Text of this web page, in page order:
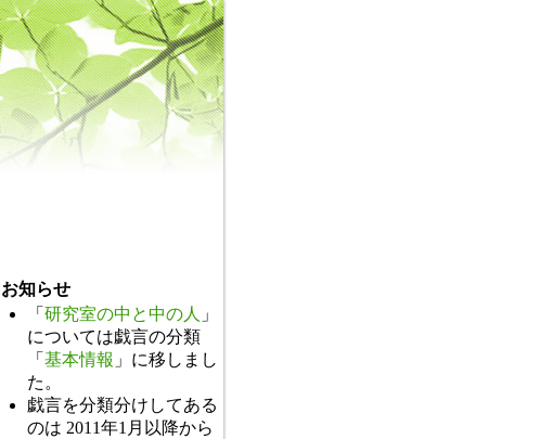
お知らせ
「 研究室の中と中の人 」
については戯言の分類
「 基本情報 」に移しまし
た。
戯言を分類分けしてある
のは 2011年1月以降から